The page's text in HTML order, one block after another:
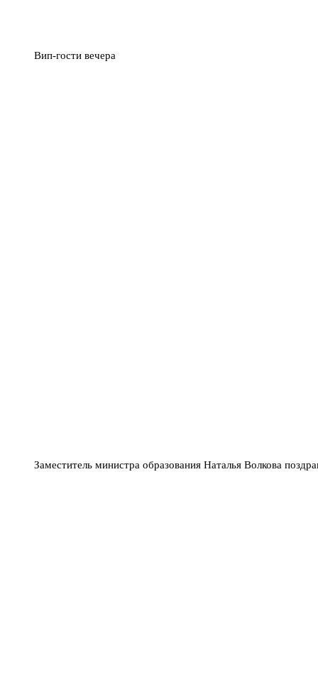
Вип-гости вечера
Заместитель министра образования Наталья Волкова